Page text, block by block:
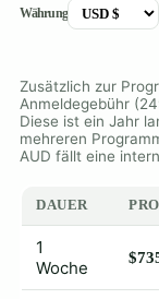
Währung
Zusätzlich zur
Anmeldegebühr
Diese ist ein Jahr
mehreren
AUD fällt eine
DAUER
1
Woche